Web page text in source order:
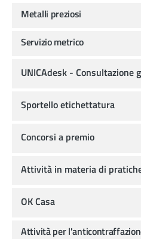
Metalli preziosi
Servizio metrico
UNICAdesk - Consultazione
Sportello etichettatura
Concorsi a premio
Attività in materia di
OK Casa
Attività per